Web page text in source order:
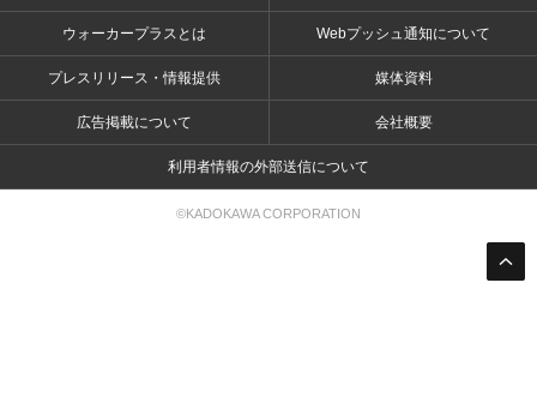
ウォーカープラスとは Webプッシュ通知について
プレスリリース・情報提供 媒体資料
広告掲載について 会社概要
利用者情報の外部送信について
©KADOKAWA CORPORATION